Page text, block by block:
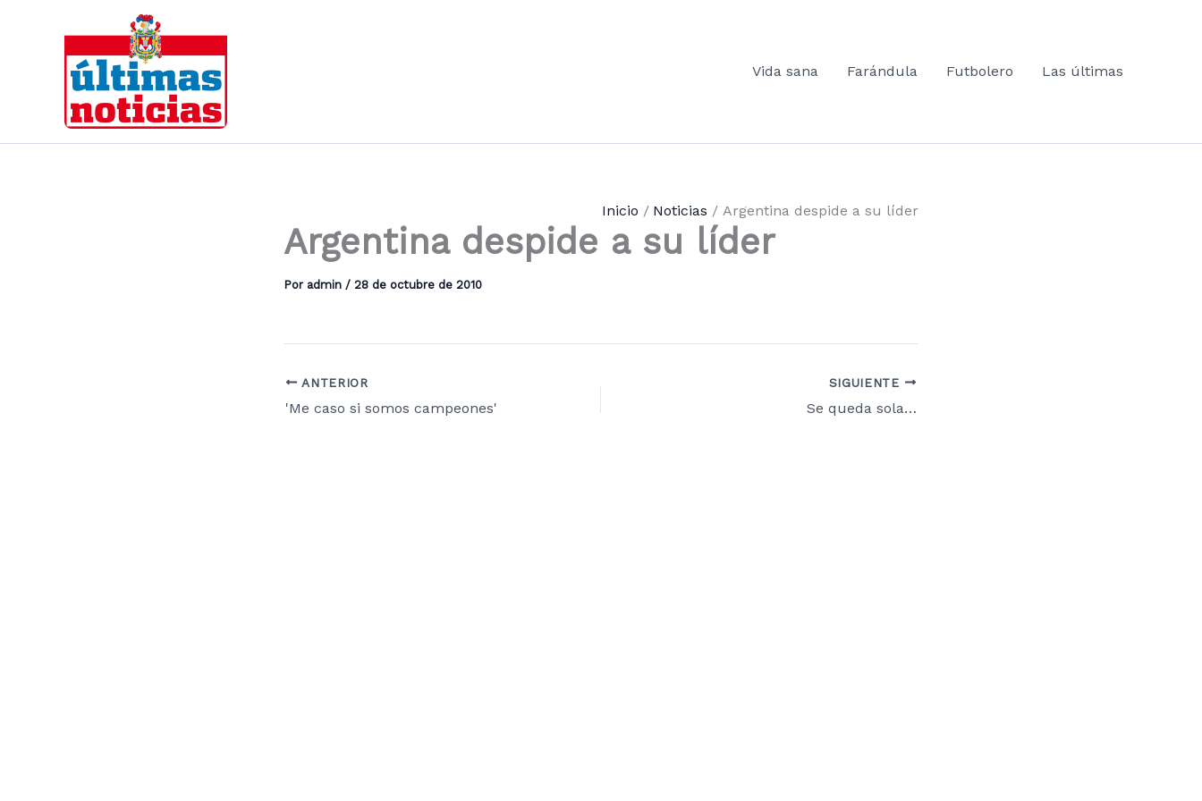
contenido
Vida sana
Farándula Futbolero Las últimas
Inicio Noticias Argentina despide a su líder
Argentina despide a su líder
Por admin / 28 de octubre de 2010
ANTERIOR
'Me caso si somos campeones'
SIGUIENTE
Se queda sola…